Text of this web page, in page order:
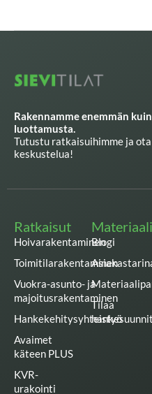
Rakennamme enemmän
luottamusta.
Tutustu ratkaisuihimme ja
keskustelua!
Ratkaisut
Hoivarakentaminen
Toimitilarakentaminen
Vuokra-asunto- ja
majoitusrakentaminen
Hankekehitysyhteistyö
Avaimet
käteen PLUS
KVR-
urakointi
Blogi
Tilaa